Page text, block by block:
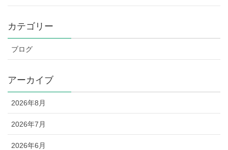
カテゴリー
ブログ
アーカイブ
2026年8月
2026年7月
2026年6月